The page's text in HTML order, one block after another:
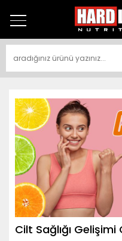
Cilt Sağlığı